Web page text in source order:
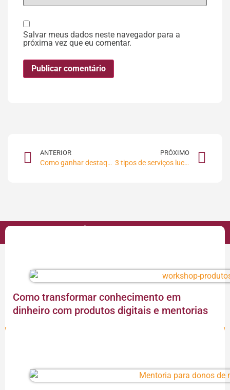
Salvar meus dados neste navegador para a
próxima vez que eu comentar.
ANTERIOR
Como ganhar destaque no Google Meu Negócio – Case: Figata Pizza & Birra
PRÓXIMO
3 tipos de serviços lucrativos de Consultoria em Marketing Digital
Como transformar conhecimento em
dinheiro com produtos digitais e mentorias